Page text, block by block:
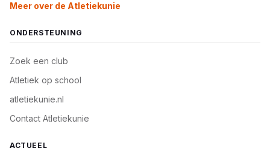
Meer over de Atletiekunie
ONDERSTEUNING
Zoek een club
Atletiek op school
atletiekunie.nl
Contact Atletiekunie
ACTUEEL